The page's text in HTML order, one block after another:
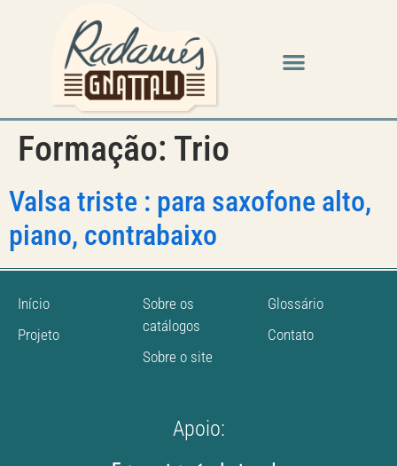
Formação: Trio
Valsa triste : para saxofone alto,
piano, contrabaixo
Início
Projeto
Sobre os
catálogos
Sobre o site
Glossário
Contato
Apoio: